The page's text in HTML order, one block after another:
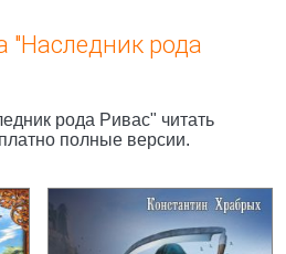
"Наследник рода
рода Ривас" читать
полные версии.